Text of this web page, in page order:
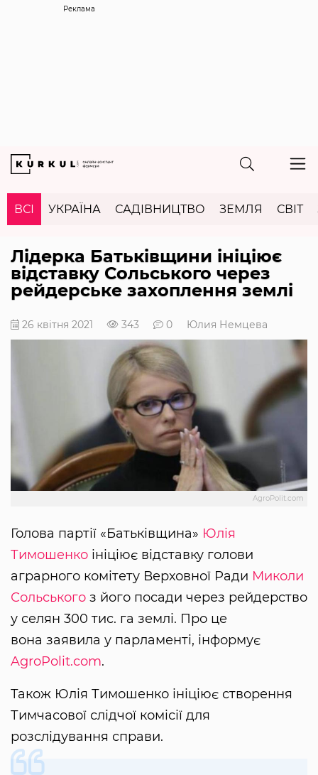
Реклама
ВСІ УКРАЇНА САДІВНИЦТВО ЗЕМЛЯ СВІТ
Лідерка Батьківщини ініціює
відставку Сольського через
рейдерське захоплення землі
26 квітня 2021 343 0 Юлия Немцева
AgroPolit.com
Голова партії «Батьківщина» Юлія
Тимошенко ініціює відставку голови
аграрного комітету Верховної Ради Миколи
Сольського з його посади через рейдерство
у селян 300 тис. га землі. Про це
вона заявила у парламенті, інформує
AgroPolit.com.
Також Юлія Тимошенко ініціює створення
Тимчасової слідчої комісії для
розслідування справи.